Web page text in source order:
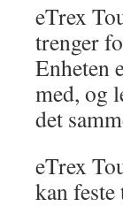
eTrex
trenger
Enheten
med, og
det
eTrex
kan